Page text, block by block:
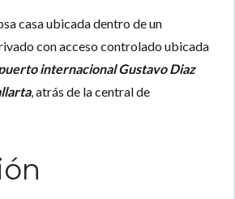
casa ubicada dentro de un
con acceso controlado ubicada
internacional Gustavo Diaz
, atrás de la central de